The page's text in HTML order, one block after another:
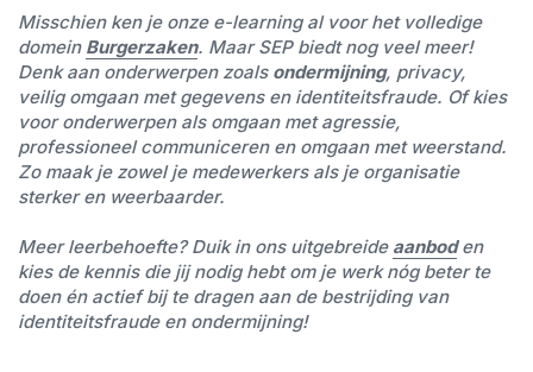
Misschien ken je onze e-learning al voor het volledige
domein Burgerzaken. Maar SEP biedt nog veel meer!
Denk aan onderwerpen zoals ondermijning, privacy,
veilig omgaan met gegevens en identiteitsfraude. Of kies
voor onderwerpen als omgaan met agressie,
professioneel communiceren en omgaan met weerstand.
Zo maak je zowel je medewerkers als je organisatie
sterker en weerbaarder.
Meer leerbehoefte? Duik in ons uitgebreide aanboden
kies de kennis die jij nodig hebt om je werk nóg beter te
doen én actief bij te dragen aan de bestrijding van
identiteitsfraude en ondermijning!